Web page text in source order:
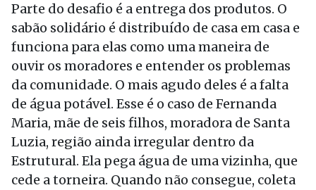
Parte do desafio é a entrega dos produtos. O
sabão solidário é distribuído de casa em casa e
funciona para elas como uma maneira de
ouvir os moradores e entender os problemas
da comunidade. O mais agudo deles é a falta
de água potável. Esse é o caso de Fernanda
Maria, mãe de seis filhos, moradora de Santa
Luzia, região ainda irregular dentro da
Estrutural. Ela pega água de uma vizinha, que
cede a torneira. Quando não consegue, coleta